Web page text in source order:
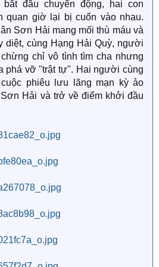
đầu chuyển động, hai con
quan giờ lại bị cuốn vào nhau.
Sơn Hải mang mối thù máu và
diệt, cùng Hạng Hải Quỳ, người
chỉ vô tình tìm cha nhưng
phá vỡ "trật tự". Hai người cùng
phiêu lưu lãng mạn kỳ ảo
Hải và trở về điểm khởi đầu